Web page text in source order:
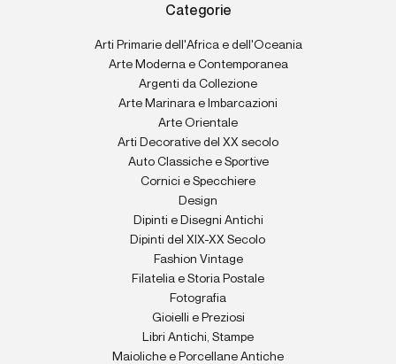
Categorie
Arti Primarie dell'Africa e dell'Oceania
Arte Moderna e Contemporanea
Argenti da Collezione
Arte Marinara e Imbarcazioni
Arte Orientale
Arti Decorative del XX secolo
Auto Classiche e Sportive
Cornici e Specchiere
Design
Dipinti e Disegni Antichi
Dipinti del XIX-XX Secolo
Fashion Vintage
Filatelia e Storia Postale
Fotografia
Gioielli e Preziosi
Libri Antichi, Stampe
Maioliche e Porcellane Antiche